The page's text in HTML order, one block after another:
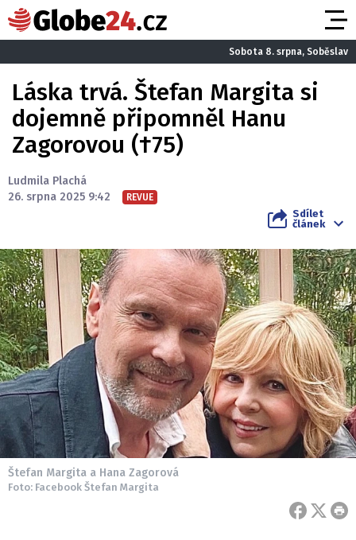
Sobota 8. srpna, Soběslav
Láska trvá. Štefan Margita si
dojemně připomněl Hanu
Zagorovou (†75)
Ludmila Plachá
26. srpna 2025 9:42
REVUE
Sdílet
článek
Štefan Margita a Hana Zagorová
Foto: Facebook Štefan Margita